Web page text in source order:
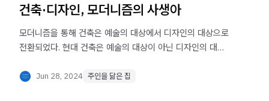
건축·디자인, 모더니즘의 사생아
모더니즘을 통해 건축은 예술의 대상에서 디자인의 대상으로
전환되었다. 현대 건축은 예술의 대상이 아닌 디자인의 대상
Jun 28, 2024 주인을 닮은 집